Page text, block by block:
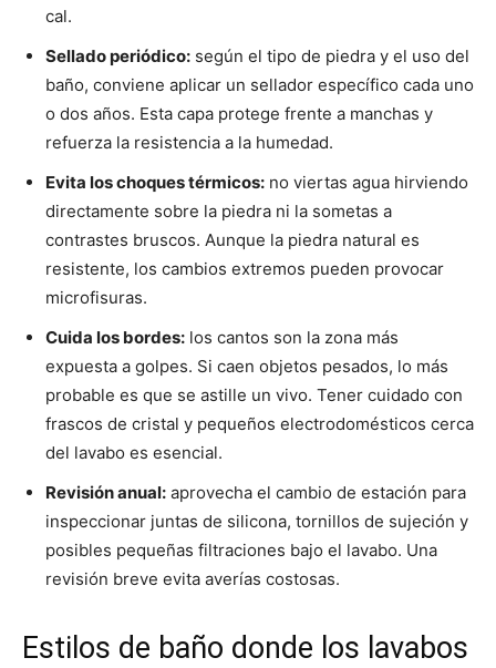
cal.
Sellado periódico: según el tipo de piedra y el uso del
baño, conviene aplicar un sellador específico cada uno
o dos años. Esta capa protege frente a manchas y
refuerza la resistencia a la humedad.
Evita los choques térmicos: no viertas agua hirviendo
directamente sobre la piedra ni la sometas a
contrastes bruscos. Aunque la piedra natural es
resistente, los cambios extremos pueden provocar
microfisuras.
Cuida los bordes: los cantos son la zona más
expuesta a golpes. Si caen objetos pesados, lo más
probable es que se astille un vivo. Tener cuidado con
frascos de cristal y pequeños electrodomésticos cerca
del lavabo es esencial.
Revisión anual: aprovecha el cambio de estación para
inspeccionar juntas de silicona, tornillos de sujeción y
posibles pequeñas filtraciones bajo el lavabo. Una
revisión breve evita averías costosas.
Estilos de baño donde los lavabos